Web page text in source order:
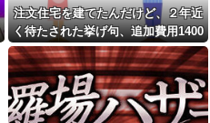
100均のレジで「白ありません
か？」と質問し、列をストップ
させてニヤニヤする迷惑サラリ
ーマン！並んでいる客の苛立ち
を楽しむ底意地の悪さに激怒
「隣に早く家建てろ」とうる
さい義母。モデルハウス巡りを
報告したら「草刈り誰がするの
w」と煽ってきたので…旦那が放
注文住宅を建てたんだけど、２年近
く待たされた挙げ句、追加費用1400
万請求された。流石におかしいよ
ね？